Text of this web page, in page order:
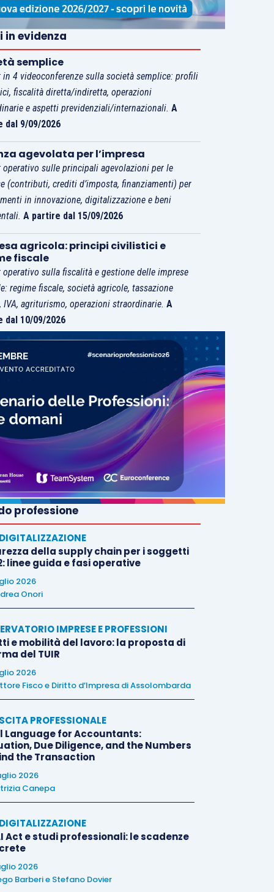
in evidenza
semplice
in 4 videoconferenze sulla società semplice: profili
fiscalità diretta/indiretta, operazioni
e aspetti previdenziali/internazionali.A
dal 9/09/2026
agevolata per l’impresa
operativo sulle principali agevolazioni per le
(contributi, crediti d’imposta, finanziamenti) per
in innovazione, digitalizzazione e beni
A partire dal 15/09/2026
agricola: principi civilistici e
fiscale
operativo sulla fiscalità e gestione delle imprese
regime fiscale, società agricole, tassazione
IVA, agriturismo, operazioni straordinarie.A
dal 10/09/2026
professione
della supply chain per i soggetti
linee guida e fasi operative
2026
Onori
IMPRESE E PROFESSIONI
e mobilità del lavoro: la proposta di
del TUIR
2026
Fisco e Diritto d’Impresa di Assolombarda
PROFESSIONALE
Language for Accountants:
Due Diligence, and the Numbers
the Transaction
2026
Canepa
Act e studi professionali: le scadenze
2026
Barberie Stefano Dovier